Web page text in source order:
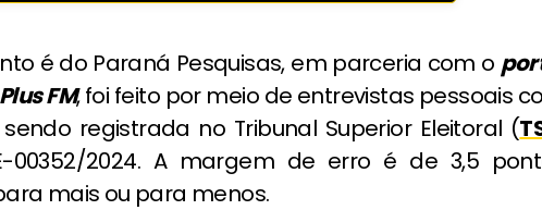
é do Paraná Pesquisas, em parceria com o
FM, foi feito por meio de entrevistas pessoais
registrada no Tribunal Superior Eleitoral (
00352/2024. A margem de erro é de 3,5
mais ou para menos.